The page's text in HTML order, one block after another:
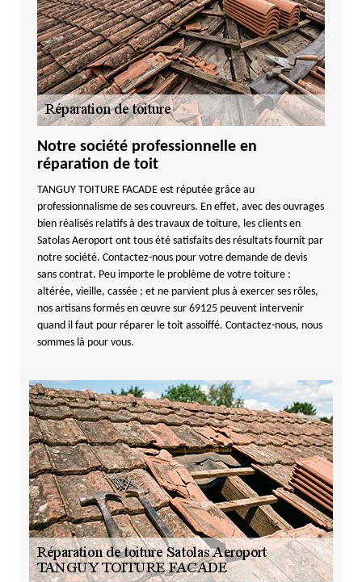
Notre société professionnelle en
réparation de toit
TANGUY TOITURE FACADE est réputée grâce au
professionnalisme de ses couvreurs. En effet, avec des ouvrages
bien réalisés relatifs à des travaux de toiture, les clients en
Satolas Aeroport ont tous été satisfaits des résultats fournit par
notre société. Contactez-nous pour votre demande de devis
sans contrat. Peu importe le problème de votre toiture :
altérée, vieille, cassée ; et ne parvient plus à exercer ses rôles,
nos artisans formés en œuvre sur 69125 peuvent intervenir
quand il faut pour réparer le toit assoiffé. Contactez-nous, nous
sommes là pour vous.